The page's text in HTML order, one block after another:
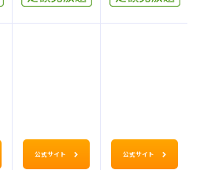
公式サイト 公式サイト